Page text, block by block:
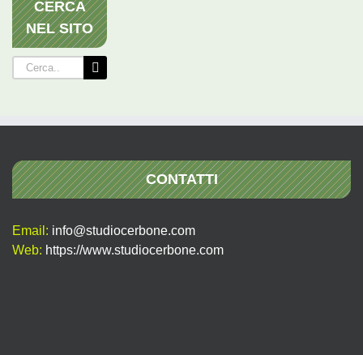
CERCA
NEL SITO
Cerca
per:
CONTATTI
Email: info@studiocerbone.com
Web: https://www.studiocerbone.com